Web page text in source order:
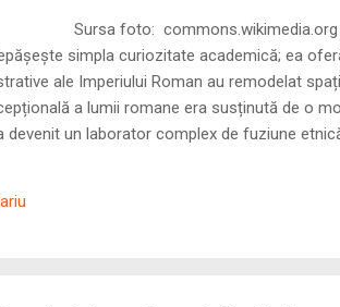
Analiza
simpla curiozitate academică; ea
ale Imperiului Roman au remodelat
a lumii romane era susținută de o
un laborator complex de fuziune
de rom...